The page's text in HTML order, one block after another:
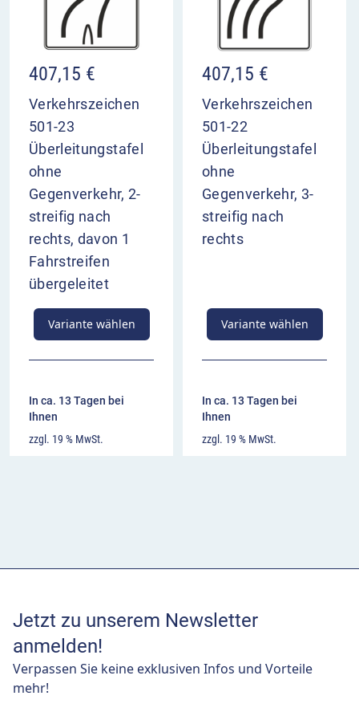
407,15 €
Verkehrszeichen
501-23
Überleitungstafel
ohne
Gegenverkehr, 2-
streifig nach
rechts, davon 1
Fahrstreifen
übergeleitet
Variante wählen
In ca. 13 Tagen bei
Ihnen
zzgl. 19 % MwSt.
407,15 €
Verkehrszeichen
501-22
Überleitungstafel
ohne
Gegenverkehr, 3-
streifig nach
rechts
Variante wählen
In ca. 13 Tagen bei
Ihnen
zzgl. 19 % MwSt.
Jetzt zu unserem Newsletter
anmelden!
Verpassen Sie keine exklusiven Infos und Vorteile
mehr!